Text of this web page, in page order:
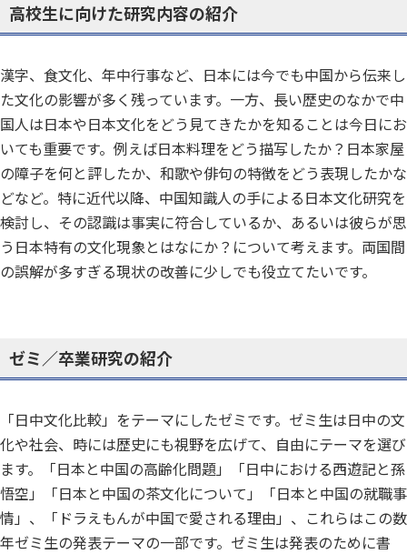
高校生に向けた研究内容の紹介
漢字、食文化、年中行事など、日本には今でも中国から伝来し
た文化の影響が多く残っています。一方、長い歴史のなかで中
国人は日本や日本文化をどう見てきたかを知ることは今日にお
いても重要です。例えば日本料理をどう描写したか？日本家屋
の障子を何と評したか、和歌や俳句の特徴をどう表現したかな
どなど。特に近代以降、中国知識人の手による日本文化研究を
検討し、その認識は事実に符合しているか、あるいは彼らが思
う日本特有の文化現象とはなにか？について考えます。両国間
の誤解が多すぎる現状の改善に少しでも役立てたいです。
ゼミ／卒業研究の紹介
「日中文化比較」をテーマにしたゼミです。ゼミ生は日中の文
化や社会、時には歴史にも視野を広げて、自由にテーマを選び
ます。「日本と中国の高齢化問題」「日中における西遊記と孫
悟空」「日本と中国の茶文化について」「日本と中国の就職事
情」、「ドラえもんが中国で愛される理由」、これらはこの数
年ゼミ生の発表テーマの一部です。ゼミ生は発表のために書